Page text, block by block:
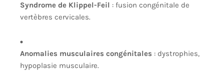
Syndrome de Klippel-Feil : fusion congénitale de
vertèbres cervicales.
Anomalies musculaires congénitales : dystrophies,
hypoplasie musculaire.